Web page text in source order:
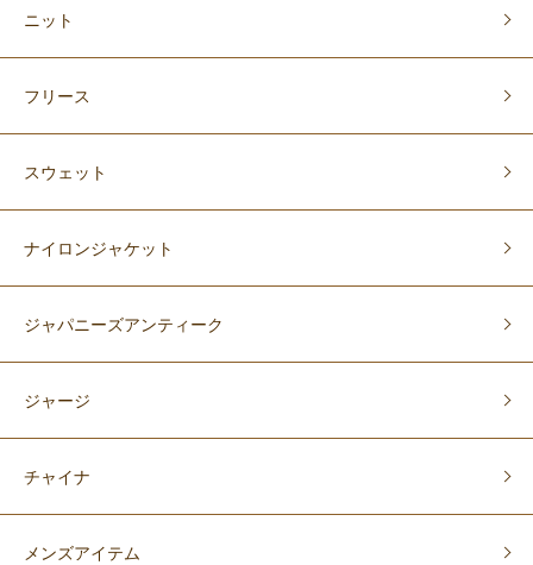
ニット
フリース
スウェット
ナイロンジャケット
ジャパニーズアンティーク
ジャージ
チャイナ
メンズアイテム